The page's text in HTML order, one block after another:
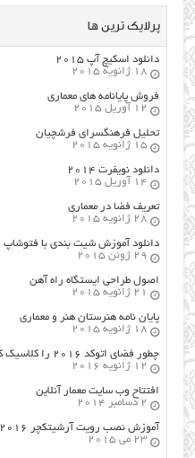
پرلایک ترین ها
دانلود اسکیچ آپ ۲۰۱۵
18 ژانویه 2015
فروش پایانامه های معماری
12 آوریل 2015
تحلیل فرهنگسرای فرشچیان
15 ژانویه 2015
دانلود نویفرت ۲۰۱۴
14 آوریل 2015
تعریف فضا در معماری
28 ژانویه 2015
دانلود آموزش شیت بندی با فتوشاپ
29 ژوئن 2015
اصول طراحي ایستگاه راه آهن
21 ژانویه 2015
پایان نامه هنرستان هنر و معماري
18 ژانویه 2015
چطور فضای اتوکد ۲۰۱۶ را کلاسیک کنیم؟
12 ژانویه 2016
افتتاح وب سایت معمار آنلاین
2 دسامبر 2014
آموزش نصب رویت آرشیتکچر ۲۰۱۶
23 می 2015